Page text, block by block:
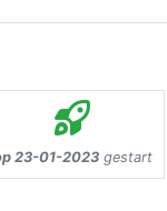
23-01-2023gestart